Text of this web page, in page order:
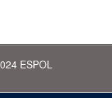
ESPOL